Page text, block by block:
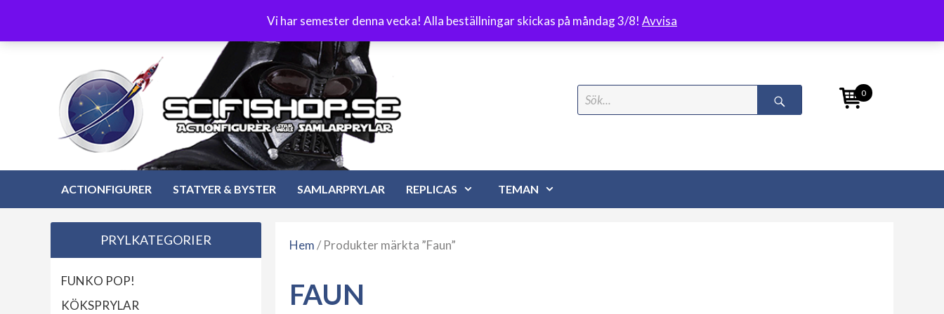
Vi har semester denna vecka! Alla beställningar skickas på måndag 3/8! Avvisa
innehåll
Öppet köp 30 dagar Frakt 89 kr
Search
for:
0
ACTIONFIGURER STATYER & BYSTER SAMLARPRYLAR REPLICAS TEMAN
Hem/ Produkter märkta ”Faun”
FAUN
PRYLKATEGORIER
FUNKO POP!
KÖKSPRYLAR